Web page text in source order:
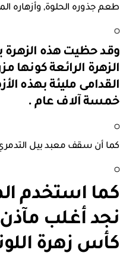
طعم جذوره الحلوة, وأزهاره
وقد حظيت هذه الزهرة
الزهرة الرائعة
القدامى مليئة بهذه
خمسة آلاف عام .
كما أن سقف معبد بيل
كما استخدم
نجد أغـلب
كأس زهرة